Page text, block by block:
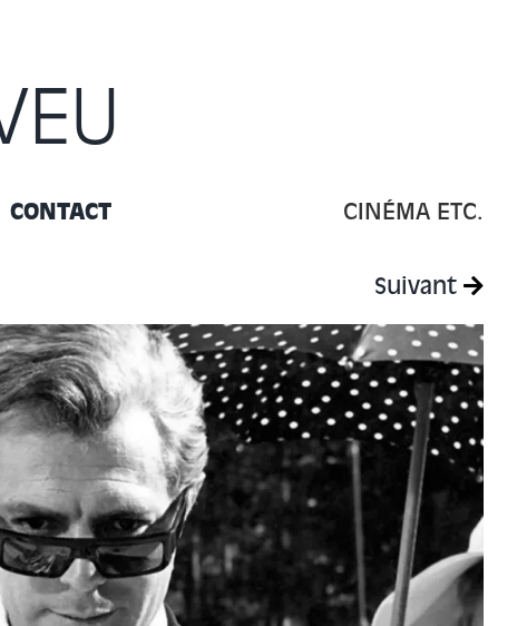
CONTACT CINÉMA ETC.
Suivant